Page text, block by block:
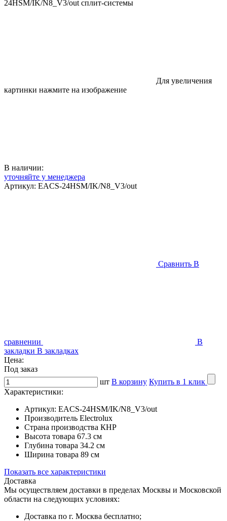
Для увеличения
картинки нажмите на изображение
В наличии:
уточняйте у менеджера
Артикул: EACS-24HSM/IK/N8_V3/out
Сравнить В
сравнении
В
закладки В закладках
Цена:
Под заказ
шт В корзину Купить в 1 клик
Характеристики:
Артикул: EACS-24HSM/IK/N8_V3/out
Производитель Electrolux
Страна производства КНР
Высота товара 67.3 см
Глубина товара 34.2 см
Ширина товара 89 см
Показать все характеристики
Доставка
Мы осуществляем доставки в пределах Москвы и Московской
области на следующих условиях:
Доставка по г. Москва бесплатно;